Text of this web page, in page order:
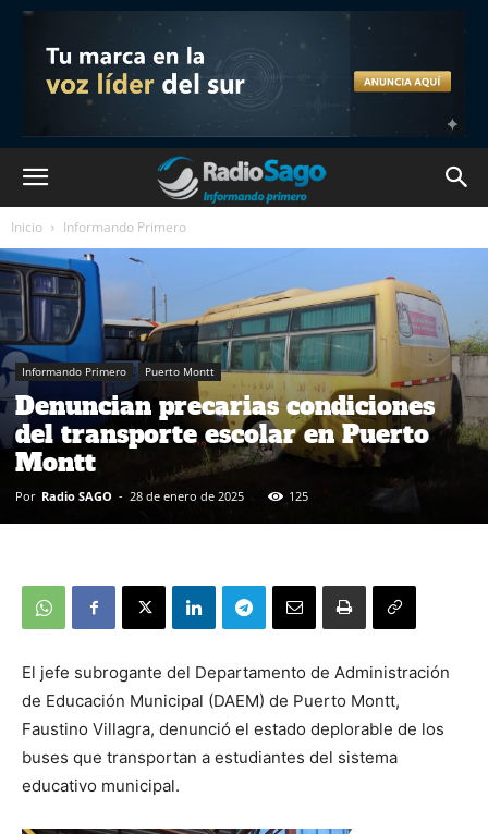
Inicio Informando Primero
Informando Primero Puerto Montt
Denuncian precarias condiciones
del transporte escolar en Puerto
Montt
Por Radio SAGO - 28 de enero de 2025 125
El jefe subrogante del Departamento de Administración
de Educación Municipal (DAEM) de Puerto Montt,
Faustino Villagra, denunció el estado deplorable de los
buses que transportan a estudiantes del sistema
educativo municipal.